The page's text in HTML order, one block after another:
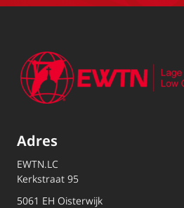
Adres
EWTN.LC
Kerkstraat 95
5061 EH Oisterwijk